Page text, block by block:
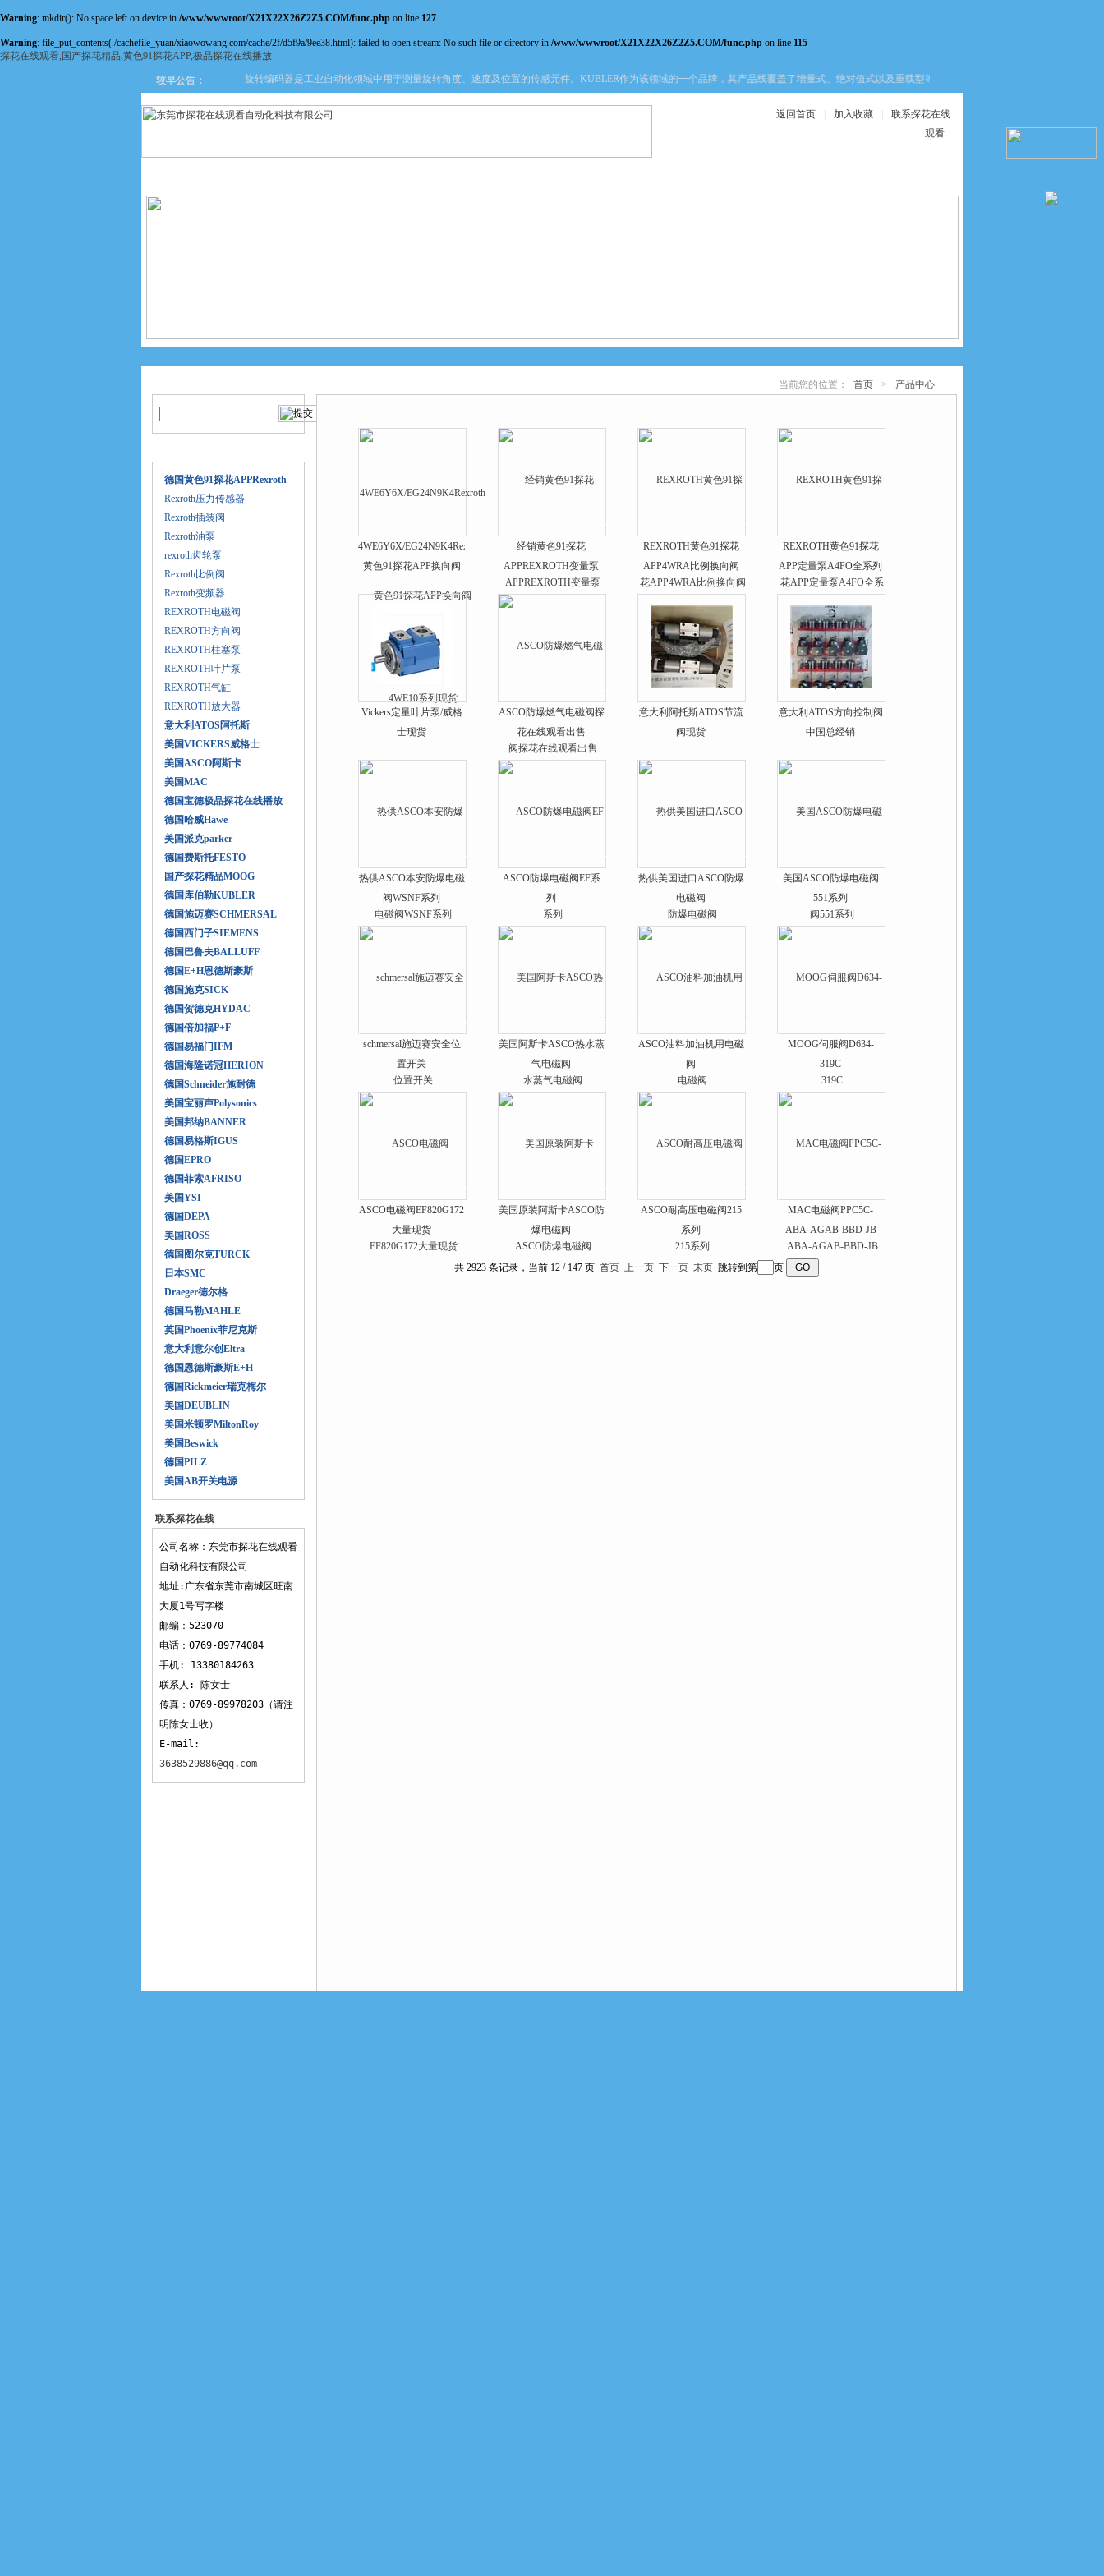
Warning: mkdir(): No space left on device in /www/wwwroot/X21X22X26Z2Z5.COM/func.php on line 127
Warning: file_put_contents(./cachefile_yuan/xiaowowang.com/cache/2f/d5f9a/9ee38.html): failed to open stream: No such file or directory in /www/wwwroot/X21X22X26Z2Z5.COM/func.php on line 115
探花在线观看,国产探花精品,黄色91探花APP,极品探花在线播放
较早公告： 旋转编码器是工业自动化领域中用于测量旋转角度、速度及位置的传感元件。KUBLER作为该领域的一个品牌，其产品线覆盖了增量式、绝对值式以及重载型等多种类型。对于现场工程师而言，面
返回首页 加入收藏
联系探花在线
观看
德国黄色91探花APPRexroth
Rexroth压力传感器
Rexroth插装阀
Rexroth油泵
rexroth齿轮泵
Rexroth比例阀
Rexroth变频器
REXROTH电磁阀
REXROTH方向阀
REXROTH柱塞泵
REXROTH叶片泵
REXROTH气缸
REXROTH放大器
意大利ATOS阿托斯
美国VICKERS威格士
美国ASCO阿斯卡
美国MAC
德国宝德极品探花在线播放
德国哈威Hawe
美国派克parker
德国费斯托FESTO
国产探花精品MOOG
德国库伯勒KUBLER
德国施迈赛SCHMERSAL
德国西门子SIEMENS
德国巴鲁夫BALLUFF
德国E+H恩德斯豪斯
德国施克SICK
德国贺德克HYDAC
德国倍加福P+F
德国易福门IFM
德国海隆诺冠HERION
德国Schneider施耐德
美国宝丽声Polysonics
美国邦纳BANNER
德国易格斯IGUS
德国EPRO
德国菲索AFRISO
美国YSI
德国DEPA
美国ROSS
德国图尔克TURCK
日本SMC
Draeger德尔格
德国马勒MAHLE
英国Phoenix菲尼克斯
意大利意尔创Eltra
德国恩德斯豪斯E+H
德国Rickmeier瑞克梅尔
美国DEUBLIN
美国米顿罗MiltonRoy
美国Beswick
德国PILZ
美国AB开关电源
联系探花在线
观看
公司名称：东莞市探花在线观看
自动化科技有限公司
地址:广东省东莞市南城区旺南
大厦1号写字楼
邮编：523070
电话：0769-89774084
手机: 13380184263
联系人: 陈女士
传真：0769-89978203（请注
明陈女士收）
E-mail:
3638529886@qq.com
当前您的位置： 首页 > 产品中心
4WE6Y6X/EG24N9K4Rexroth
黄色91探花APP换向阀
经销黄色91探花
APPREXROTH变量泵
REXROTH黄色91探花
APP4WRA比例换向阀
REXROTH黄色91探花
APP定量泵A4FO全系列
Vickers定量叶片泵/威格
士现货
ASCO防爆燃气电磁阀探
花在线观看出售
意大利阿托斯ATOS节流
阀现货
意大利ATOS方向控制阀
中国总经销
热供ASCO本安防爆电磁
阀WSNF系列
ASCO防爆电磁阀EF系
列
热供美国进口ASCO防爆
电磁阀
美国ASCO防爆电磁阀
551系列
schmersal施迈赛安全位
置开关
美国阿斯卡ASCO热水蒸
气电磁阀
ASCO油料加油机用电磁
阀
MOOG伺服阀D634-
319C
ASCO电磁阀EF820G172
大量现货
美国原装阿斯卡ASCO防
爆电磁阀
ASCO耐高压电磁阀215
系列
MAC电磁阀PPC5C-
ABA-AGAB-BBD-JB
共 2923 条记录，当前 12 / 147 页 首页 上一页 下一页 末页 跳转到第 页